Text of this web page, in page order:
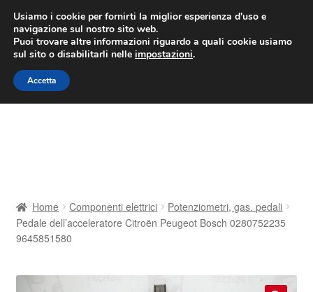
CONSEGNA da 7 EUR
Lun-Ven 9:00 - 16:00/800 580 290
Vai
alla
navigazione
Vai
al
contenuto
Consegna
Home Componenti elettrici
Potenziometri, gas. pedali
Pedale dell’acceleratore Citroën Peugeot Bosch 0280752235
9645851580
Usiamo i cookie per fornirti la miglior esperienza d'uso e
navigazione sul nostro sito web.
Puoi trovare altre informazioni riguardo a quali cookie usiamo
sul sito o disabilitarli nelle impostazioni.
Accetta